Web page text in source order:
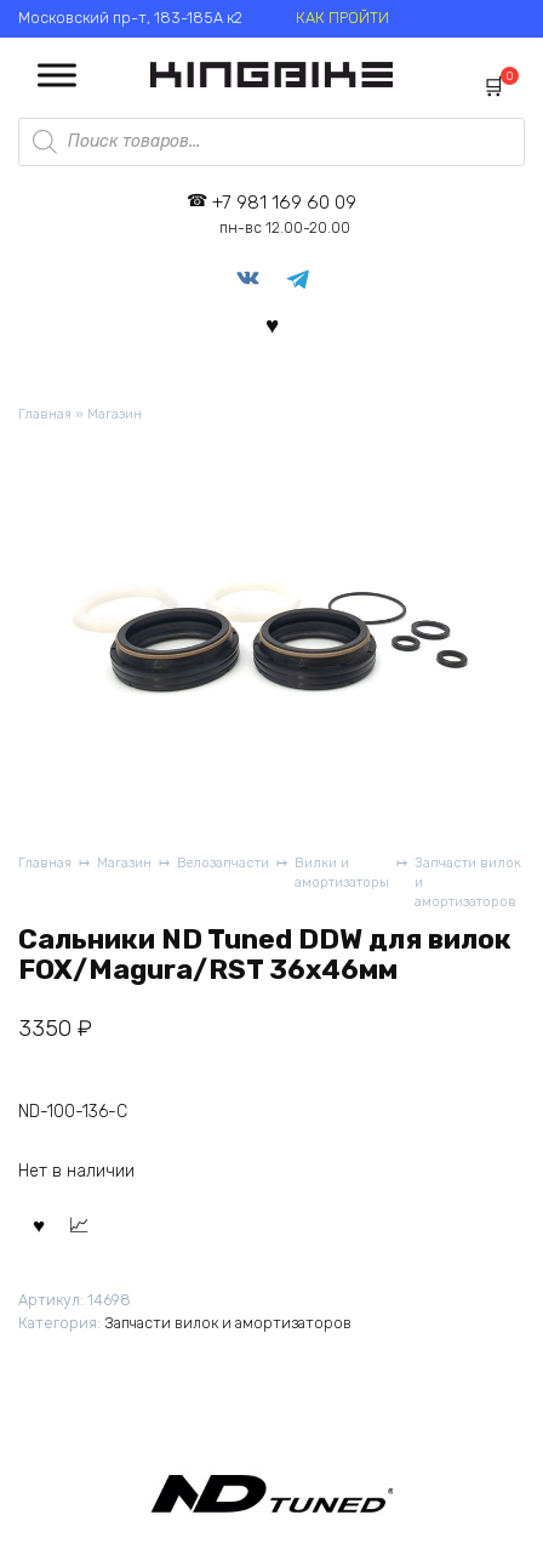
Перейти
к
содержанию
Московский пр-т, 183-185А к2 КАК ПРОЙТИ
Поиск
товаров
0
+7 981 169 60 09
пн-вс 12.00-20.00
Главная » Магазин
Главная Магазин Велозапчасти
Вилки и
амортизаторы
Запчасти вилок
и
амортизаторов
Сальники ND Tuned DDW для вилок
FOX/Magura/RST 36x46мм
3350 ₽
ND-100-136-C
Нет в наличии
Артикул: 14698
Категория: Запчасти вилок и амортизаторов